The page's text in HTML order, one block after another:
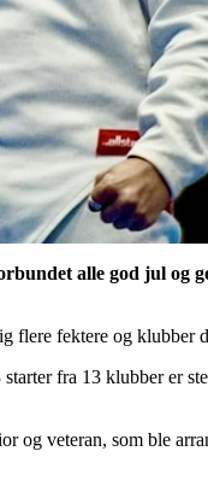
alle god jul og
flere fektere og klubber
fra 13 klubber er
og veteran, som ble